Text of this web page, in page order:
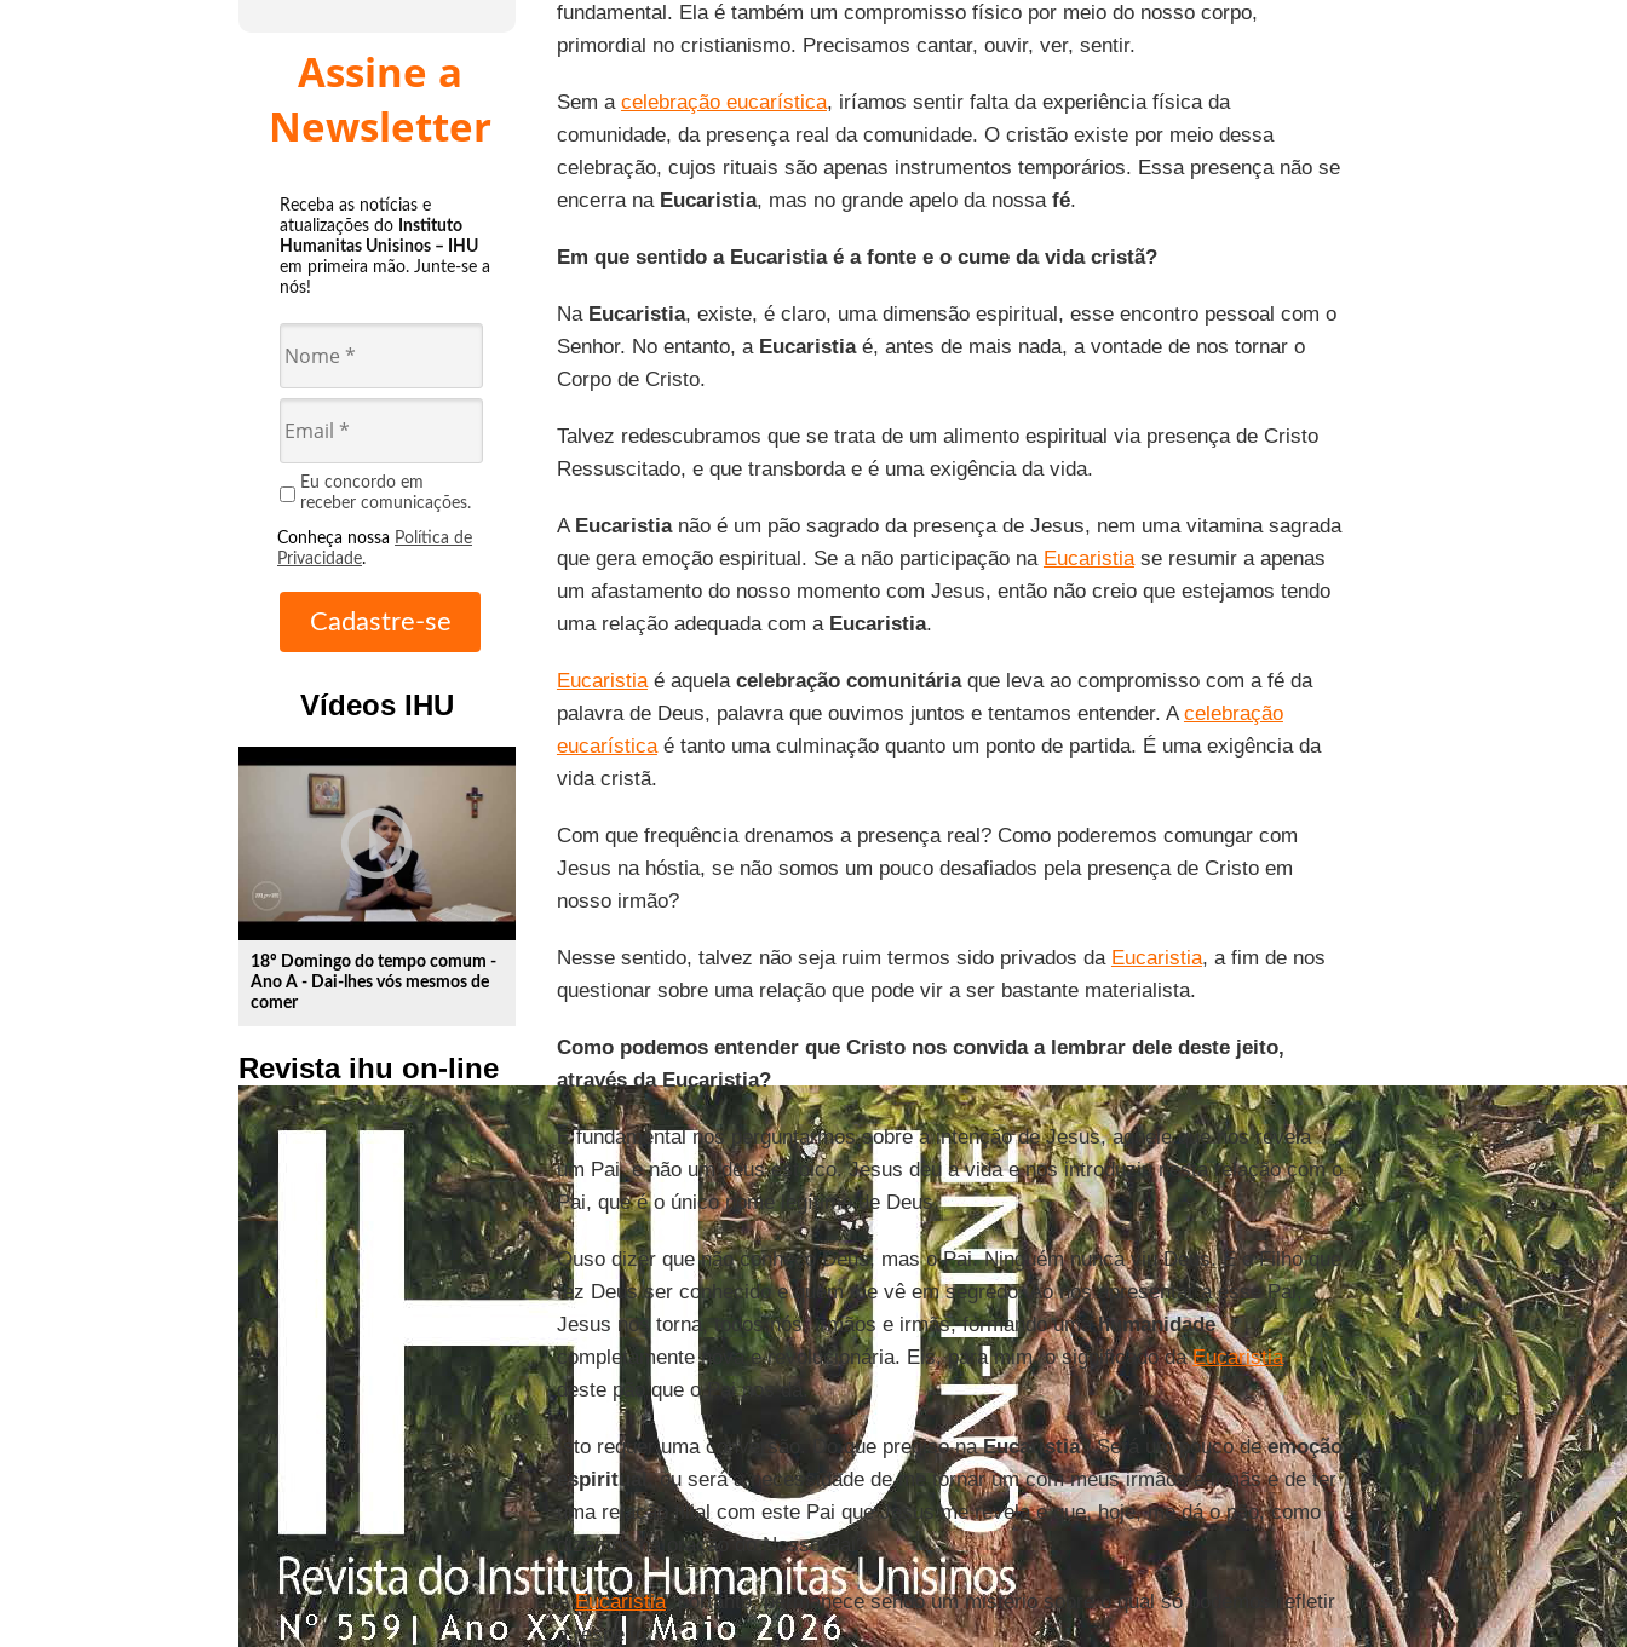
Assine a
Newsletter
Receba as notícias e
atualizações do Instituto
Humanitas Unisinos – IHU
em primeira mão. Junte-se a
nós!
Eu concordo em
receber comunicações.
Conheça nossa Política de
Privacidade.
Vídeos IHU
play_circle_outline
18º Domingo do tempo comum -
Ano A - Dai-lhes vós mesmos de
comer
Revista ihu on-line
fundamental. Ela é também um compromisso físico por meio do nosso corpo,
primordial no cristianismo. Precisamos cantar, ouvir, ver, sentir.
Sem a celebração eucarística, iríamos sentir falta da experiência física da
comunidade, da presença real da comunidade. O cristão existe por meio dessa
celebração, cujos rituais são apenas instrumentos temporários. Essa presença não se
encerra na Eucaristia, mas no grande apelo da nossa fé.
Em que sentido a Eucaristia é a fonte e o cume da vida cristã?
Na Eucaristia, existe, é claro, uma dimensão espiritual, esse encontro pessoal com o
Senhor. No entanto, a Eucaristiaé, antes de mais nada, a vontade de nos tornar o
Corpo de Cristo.
Talvez redescubramos que se trata de um alimento espiritual via presença de Cristo
Ressuscitado, e que transborda e é uma exigência da vida.
A Eucaristianão é um pão sagrado da presença de Jesus, nem uma vitamina sagrada
que gera emoção espiritual. Se a não participação na Eucaristiase resumir a apenas
um afastamento do nosso momento com Jesus, então não creio que estejamos tendo
uma relação adequada com a Eucaristia.
Eucaristiaé aquela celebração comunitáriaque leva ao compromisso com a fé da
palavra de Deus, palavra que ouvimos juntos e tentamos entender. Acelebração
eucarísticaé tanto uma culminação quanto um ponto de partida. É uma exigência da
vida cristã.
Com que frequência drenamos a presença real? Como poderemos comungar com
Jesus na hóstia, se não somos um pouco desafiados pela presença de Cristo em
nosso irmão?
Nesse sentido, talvez não seja ruim termos sido privados da Eucaristia, a fim de nos
questionar sobre uma relação que pode vir a ser bastante materialista.
Como podemos entender que Cristo nos convida a lembrar dele deste jeito,
através da Eucaristia?
É fundamental nos perguntarmos sobre a intenção de Jesus, aquele que nos revela
um Pai, e não um deus estoico. Jesus deu a vida e nos introduziu nesta relação com o
Pai, que é o único nome legítimo de Deus.
Ouso dizer que não conheço Deus, mas o Pai. Ninguém nunca viu Deus. É o Filho que
fez Deus ser conhecido e quem me vê em segredo. Ao nos apresentar a esse Pai,
Jesus nos torna, todos nós, irmãos e irmãs, formando umahumanidade
completamente nova e revolucionária. Eis, para mim, o significado daEucaristia,
deste pão que o Pai nos dá.
Isto requer uma conversão. Do que preciso naEucaristia? Será um pouco deemoção
espiritual, ou será a necessidade de me tornar um com meus irmãos e irmãs e de ter
uma relação filial com este Pai que Jesus me revela e que, hoje, me dá o pão, como
dizemos na oração do Nosso Pai?
AEucaristia, portanto, permanece sendo um mistério sobre o qual só podemos refletir
a respeito.